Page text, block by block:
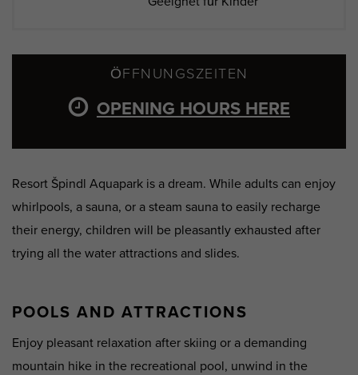
ÖFFNUNGSZEITEN
OPENING HOURS HERE
Resort Špindl Aquapark is a dream. While adults can enjoy
whirlpools, a sauna, or a steam sauna to easily recharge
their energy, children will be pleasantly exhausted after
trying all the water attractions and slides.
POOLS AND ATTRACTIONS
Enjoy pleasant relaxation after skiing or a demanding
mountain hike in the recreational pool, unwind in the